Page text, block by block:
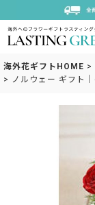
海外花ギフトHOME >
> ノルウェー ギフト